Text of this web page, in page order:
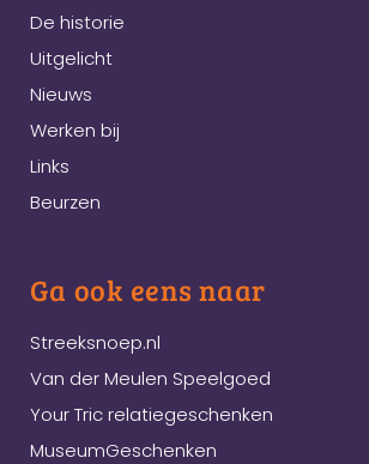
De historie
Uitgelicht
Nieuws
Werken bij
Links
Beurzen
Ga ook eens naar
Streeksnoep.nl
Van der Meulen Speelgoed
Your Tric relatiegeschenken
MuseumGeschenken